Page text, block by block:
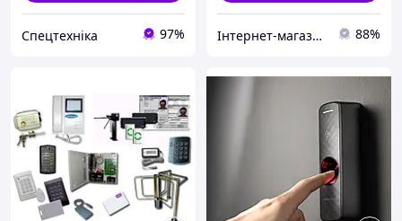
Спецтехніка 97% Інтернет-магазин "САДКО" 88%